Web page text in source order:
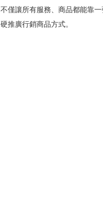
不僅讓所有服務、商品都能靠
硬推廣行銷商品方式。